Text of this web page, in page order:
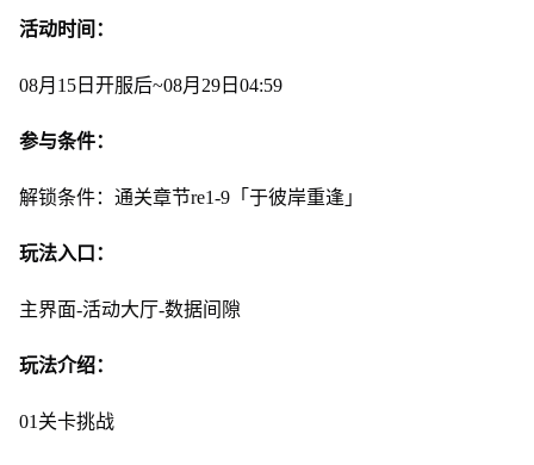
活动时间：
08月15日开服后~08月29日04:59
参与条件：
解锁条件：通关章节re1-9「于彼岸重逢」
玩法入口：
主界面-活动大厅-数据间隙
玩法介绍：
01关卡挑战